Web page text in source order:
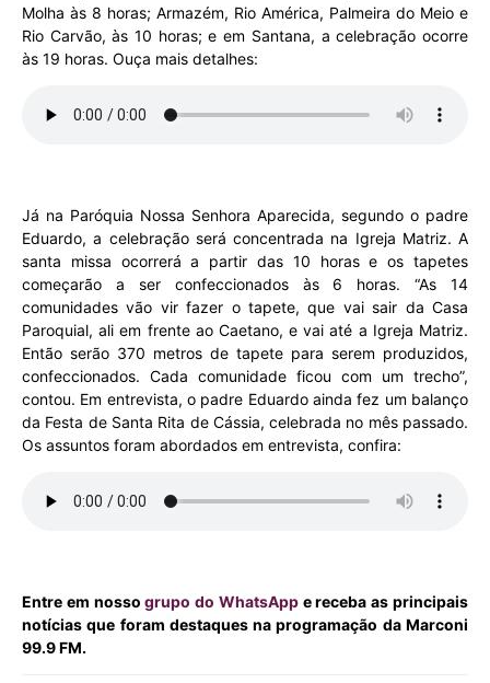
Molha às 8 horas; Armazém, Rio América, Palmeira do Meio e
Rio Carvão, às 10 horas; e em Santana, a celebração ocorre
às 19 horas. Ouça mais detalhes:
Já na Paróquia Nossa Senhora Aparecida, segundo o padre
Eduardo, a celebração será concentrada na Igreja Matriz. A
santa missa ocorrerá a partir das 10 horas e os tapetes
começarão a ser confeccionados às 6 horas. “As 14
comunidades vão vir fazer o tapete, que vai sair da Casa
Paroquial, ali em frente ao Caetano, e vai até a Igreja Matriz.
Então serão 370 metros de tapete para serem produzidos,
confeccionados. Cada comunidade ficou com um trecho”,
contou. Em entrevista, o padre Eduardo ainda fez um balanço
da Festa de Santa Rita de Cássia, celebrada no mês passado.
Os assuntos foram abordados em entrevista, confira:
Entre em nossogrupo do WhatsApp e receba as principais
notícias que foram destaques na programação da Marconi
99.9 FM.